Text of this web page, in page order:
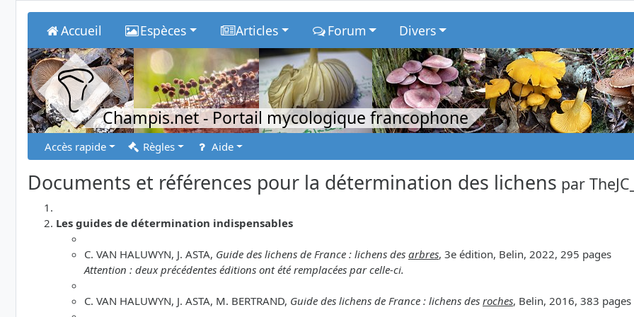
Accueil Espèces Articles Forum Divers
Champis.net- Portail mycologique francophone
Accès rapide Règles Aide
Documents et références pour la détermination des lichens par TheJC_
Les guides de détermination indispensables
C. VAN HALUWYN, J. ASTA, Guide des lichens de France : lichens des arbres, 3e édition, Belin, 2022, 295 pages
Attention : deux précédentes éditions ont été remplacées par celle-ci.
C. VAN HALUWYN, J. ASTA, M. BERTRAND, Guide des lichens de France : lichens des roches, Belin, 2016, 383 pages